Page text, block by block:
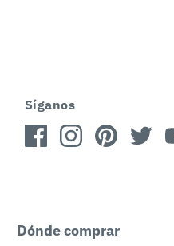
Síganos
Dónde comprar